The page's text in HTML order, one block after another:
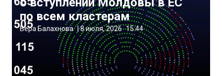
по всем кластерам
Вера Балахнова |8 июля, 2026 15:44